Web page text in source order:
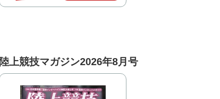
陸上競技マガジン2026年8月号